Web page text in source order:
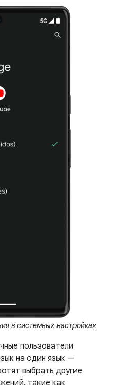
в системных настройках
пользователи
на один язык —
выбрать другие
такие как